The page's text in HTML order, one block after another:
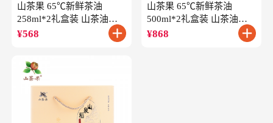
山茶果 65℃新鲜茶油
258ml*2礼盒装 山茶油一
级冷榨油茶籽油
¥568
山茶果 65℃新鲜茶油
500ml*2礼盒装 山茶油一
级冷榨油茶籽油
¥868